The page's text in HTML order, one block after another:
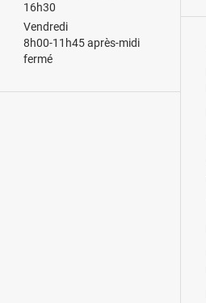
16h30
Vendredi
8h00-11h45 après-midi
fermé